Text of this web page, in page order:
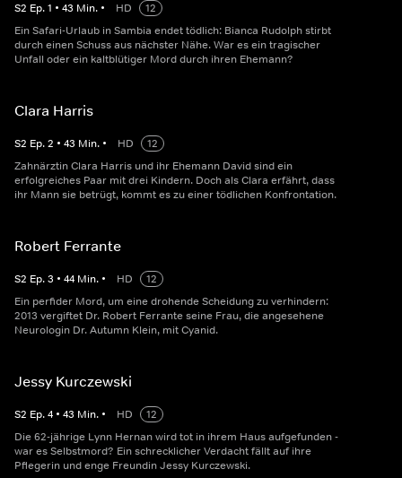
S2 Ep.1 • 43 Min. • HD
12
Ein Safari-Urlaub in Sambia endet tödlich: Bianca Rudolph stirbt
durch einen Schuss aus nächster Nähe. War es ein tragischer
Unfall oder ein kaltblütiger Mord durch ihren Ehemann?
Clara Harris
S2 Ep.2 • 43 Min. • HD
12
Zahnärztin Clara Harris und ihr Ehemann David sind ein
erfolgreiches Paar mit drei Kindern. Doch als Clara erfährt, dass
ihr Mann sie betrügt, kommt es zu einer tödlichen Konfrontation.
Robert Ferrante
S2 Ep.3 • 44 Min. • HD
12
Ein perfider Mord, um eine drohende Scheidung zu verhindern:
2013 vergiftet Dr. Robert Ferrante seine Frau, die angesehene
Neurologin Dr. Autumn Klein, mit Cyanid.
Jessy Kurczewski
S2 Ep.4 • 43 Min. • HD
12
Die 62-jährige Lynn Hernan wird tot in ihrem Haus aufgefunden -
war es Selbstmord? Ein schrecklicher Verdacht fällt auf ihre
Pflegerin und enge Freundin Jessy Kurczewski.